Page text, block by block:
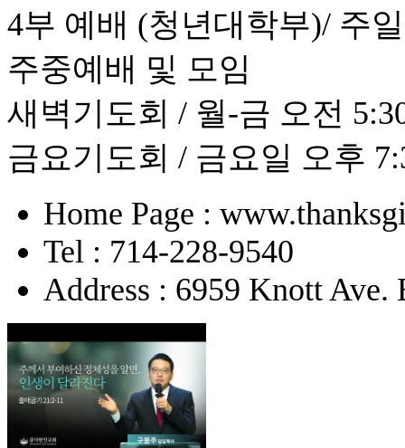
4부 예배 (청년대학부)/ 주
주중예배 및 모임
새벽기도회 / 월-금 오전
금요기도회 / 금요일 오후
Home Page :
Tel : 714-228-9540
Address : 6959 Knott Ave.